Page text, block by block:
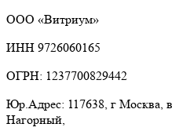
ООО «Витриум»
ИНН 9726060165
ОГРН: 1237700829442
Юр.Адрес: 117638, г Москва,
Нагорный,